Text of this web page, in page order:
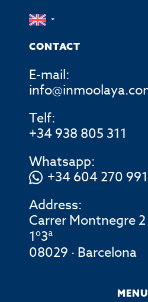
CONTACT
E-mail:
Telf:
+34 938 805 311
Whatsapp:
+34 604 270 991
Address:
Carrer Montnegre 2
1º3ª
08029 · Barcelona
MENU